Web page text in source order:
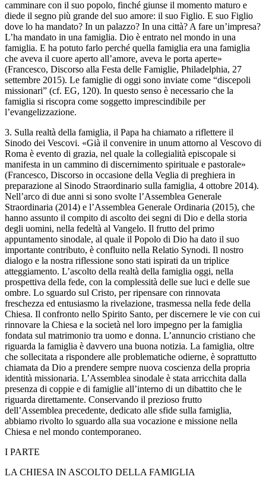
camminare con il suo popolo, finché giunse il momento maturo e
diede il segno più grande del suo amore: il suo Figlio. E suo Figlio
dove lo ha mandato? In un palazzo? In una città? A fare un’impresa?
L’ha mandato in una famiglia. Dio è entrato nel mondo in una
famiglia. E ha potuto farlo perché quella famiglia era una famiglia
che aveva il cuore aperto all’amore, aveva le porta aperte»
(Francesco, Discorso alla Festa delle Famiglie, Philadelphia, 27
settembre 2015). Le famiglie di oggi sono inviate come “discepoli
missionari” (cf. EG, 120). In questo senso è necessario che la
famiglia si riscopra come soggetto imprescindibile per
l’evangelizzazione.
3. Sulla realtà della famiglia, il Papa ha chiamato a riflettere il
Sinodo dei Vescovi. «Già il convenire in unum attorno al Vescovo di
Roma è evento di grazia, nel quale la collegialità episcopale si
manifesta in un cammino di discernimento spirituale e pastorale»
(Francesco, Discorso in occasione della Veglia di preghiera in
preparazione al Sinodo Straordinario sulla famiglia, 4 ottobre 2014).
Nell’arco di due anni si sono svolte l’Assemblea Generale
Straordinaria (2014) e l’Assemblea Generale Ordinaria (2015), che
hanno assunto il compito di ascolto dei segni di Dio e della storia
degli uomini, nella fedeltà al Vangelo. Il frutto del primo
appuntamento sinodale, al quale il Popolo di Dio ha dato il suo
importante contributo, è confluito nella Relatio Synodi. Il nostro
dialogo e la nostra riflessione sono stati ispirati da un triplice
atteggiamento. L’ascolto della realtà della famiglia oggi, nella
prospettiva della fede, con la complessità delle sue luci e delle sue
ombre. Lo sguardo sul Cristo, per ripensare con rinnovata
freschezza ed entusiasmo la rivelazione, trasmessa nella fede della
Chiesa. Il confronto nello Spirito Santo, per discernere le vie con cui
rinnovare la Chiesa e la società nel loro impegno per la famiglia
fondata sul matrimonio tra uomo e donna. L’annuncio cristiano che
riguarda la famiglia è davvero una buona notizia. La famiglia, oltre
che sollecitata a rispondere alle problematiche odierne, è soprattutto
chiamata da Dio a prendere sempre nuova coscienza della propria
identità missionaria. L’Assemblea sinodale è stata arricchita dalla
presenza di coppie e di famiglie all’interno di un dibattito che le
riguarda direttamente. Conservando il prezioso frutto
dell’Assemblea precedente, dedicato alle sfide sulla famiglia,
abbiamo rivolto lo sguardo alla sua vocazione e missione nella
Chiesa e nel mondo contemporaneo.
I PARTE
LA CHIESA IN ASCOLTO DELLA FAMIGLIA